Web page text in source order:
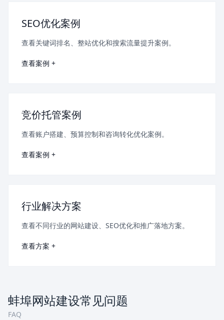
SEO优化案例
查看关键词排名、整站优化和搜索流量提升案例。
查看案例 +
竞价托管案例
查看账户搭建、预算控制和咨询转化优化案例。
查看案例 +
行业解决方案
查看不同行业的网站建设、SEO优化和推广落地方案。
查看方案 +
蚌埠网站建设常见问题
FAQ